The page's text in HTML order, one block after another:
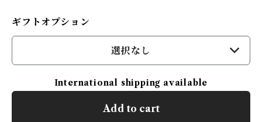
ギフトオプション
選択なし
International shipping available
Add to cart